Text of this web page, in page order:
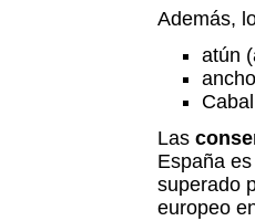
Además,
atún
Las
España
superado
europeo